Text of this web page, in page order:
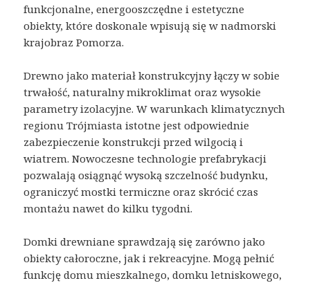
funkcjonalne, energooszczędne i estetyczne
obiekty, które doskonale wpisują się w nadmorski
krajobraz Pomorza.
Drewno jako materiał konstrukcyjny łączy w sobie
trwałość, naturalny mikroklimat oraz wysokie
parametry izolacyjne. W warunkach klimatycznych
regionu Trójmiasta istotne jest odpowiednie
zabezpieczenie konstrukcji przed wilgocią i
wiatrem. Nowoczesne technologie prefabrykacji
pozwalają osiągnąć wysoką szczelność budynku,
ograniczyć mostki termiczne oraz skrócić czas
montażu nawet do kilku tygodni.
Domki drewniane sprawdzają się zarówno jako
obiekty całoroczne, jak i rekreacyjne. Mogą pełnić
funkcję domu mieszkalnego, domku letniskowego,